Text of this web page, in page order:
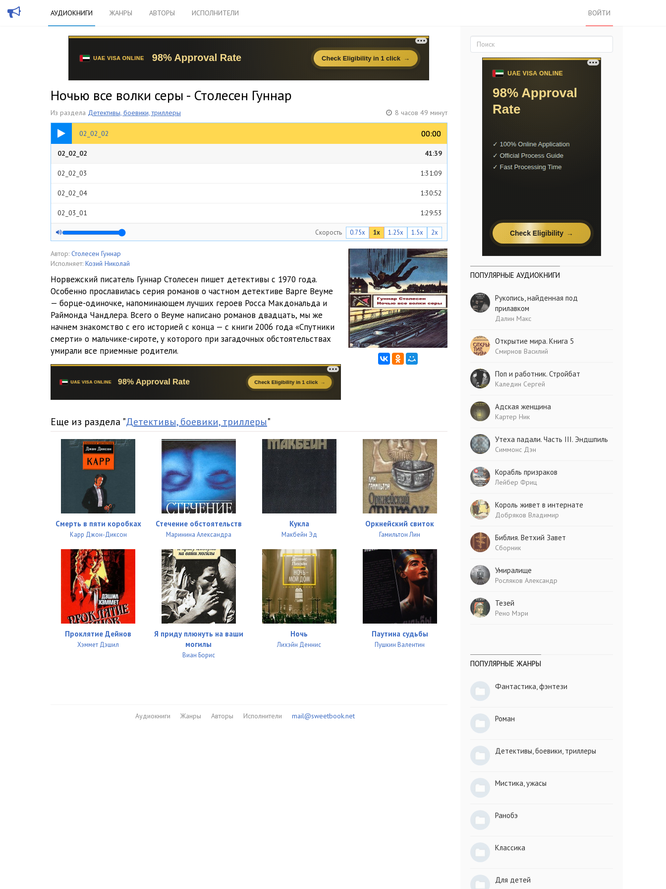
АУДИОКНИГИ ЖАНРЫ АВТОРЫ ИСПОЛНИТЕЛИ ВОЙТИ
Ночью все волки серы - Столесен Гуннар
Из раздела Детективы, боевики, триллеры 8 часов 49 минут
02_02_02 00:00
00:00
41:39
02_02_02 41:39
02_02_03 1:31:09
02_02_04 1:30:52
02_03_01 1:29:53
02_03_02 1:29:44
02_03_03 1:29:35
36:18
Скорость 0.75x 1x 1.25x 1.5x 2x
Автор: Столесен Гуннар
Исполняет: Козий Николай
Норвежский писатель Гуннар Столесен пишет детективы с 1970 года.
Особенно прославилась серия романов о частном детективе Варге Веуме
— борце-одиночке, напоминающем лучших героев Росса Макдональда и
Раймонда Чандлера. Всего о Веуме написано романов двадцать, мы же
начнем знакомство с его историей с конца — с книги 2006 года «Спутники
смерти» о мальчике-сироте, у которого при загадочных обстоятельствах
умирали все приемные родители.
Еще из раздела "Детективы, боевики, триллеры"
Смерть в пяти коробках
Карр Джон-Диксон
Стечение обстоятельств
Маринина Александра
Кукла
Макбейн Эд
Оркнейский свиток
Гамильтон Лин
Проклятие Дейнов
Хэммет Дэшил
Я приду плюнуть на ваши
могилы
Виан Борис
Ночь
Лихэйн Деннис
Паутина судьбы
Пушкин Валентин
Аудиокниги Жанры Авторы Исполнители mail@sweetbook.net
ПОПУЛЯРНЫЕ АУДИОКНИГИ
Рукопись, найденная под
прилавком
Далин Макс
Открытие мира. Книга 5
Смирнов Василий
Поп и работник. Стройбат
Каледин Сергей
Адская женщина
Картер Ник
Утеха падали. Часть III. Эндшпиль
Симмонс Дэн
Корабль призраков
Лейбер Фриц
Король живет в интернате
Добряков Владимир
Библия. Ветхий Завет
Сборник
Умиралище
Росляков Александр
Тезей
Рено Мэри
ПОПУЛЯРНЫЕ ЖАНРЫ
Фантастика, фэнтези
Роман
Детективы, боевики, триллеры
Мистика, ужасы
Ранобэ
Классика
Для детей